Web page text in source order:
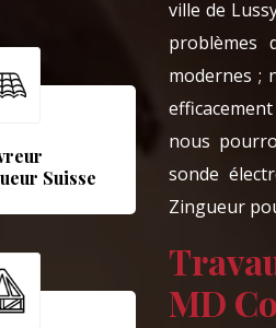
Suisse
ville de
problèmes
modernes ;
nous
sonde
Zingueur
MD